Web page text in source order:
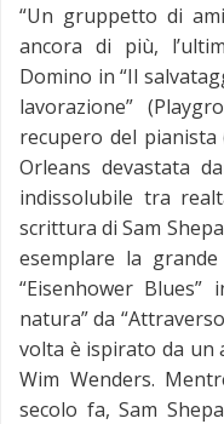
“Un gruppetto di
ancora di più,
Domino in “Il
lavorazione”
recupero del
Orleans devastata
indissolubile tra
scrittura di Sam
esemplare la
“Eisenhower
natura” da
volta è ispirato da un
Wim Wenders.
secolo fa, Sam